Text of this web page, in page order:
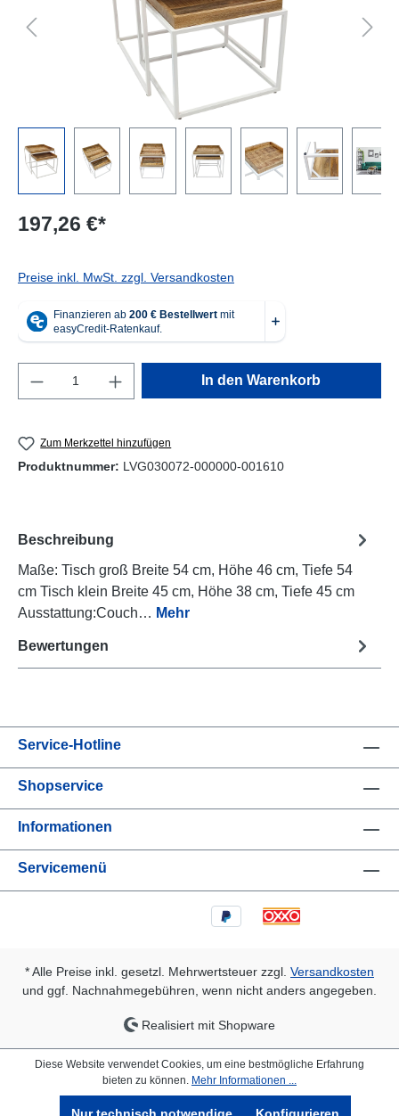
197,26 €*
Preise inkl. MwSt. zzgl. Versandkosten
Produkt Anzahl: Gib den gewünschten
In den Warenkorb
Zum Merkzettel hinzufügen
Produktnummer: LVG030072-000000-001610
Beschreibung
Maße: Tisch groß Breite 54 cm, Höhe 46 cm, Tiefe 54
cm Tisch klein Breite 45 cm, Höhe 38 cm, Tiefe 45 cm
Ausstattung:Couch… Mehr
Bewertungen
Service-Hotline
Shopservice
Informationen
Servicemenü
* Alle Preise inkl. gesetzl. Mehrwertsteuer zzgl. Versandkosten
und ggf. Nachnahmegebühren, wenn nicht anders angegeben.
Realisiert mit Shopware
Diese Website verwendet Cookies, um eine bestmögliche Erfahrung
bieten zu können. Mehr Informationen ...